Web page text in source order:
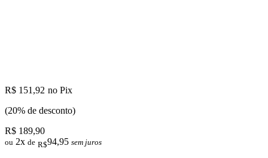
R$ 151,92 no Pix
(20% de desconto)
R$ 189,90
ou 2x de R$94,95 sem juros